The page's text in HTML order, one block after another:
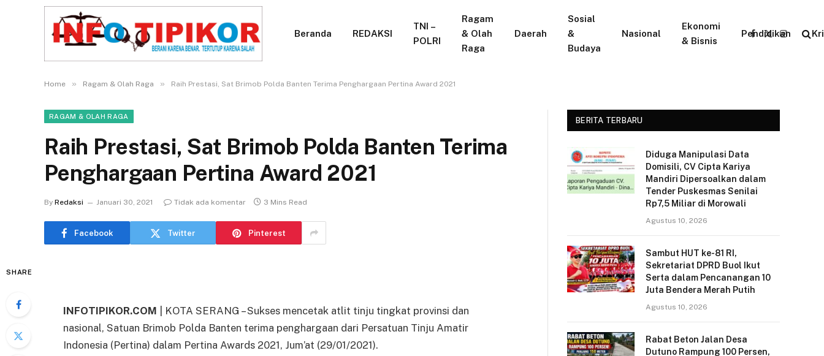
Beranda REDAKSI
TNI –
POLRI
Ragam
& Olah
Raga
Daerah
Sosial
&
Budaya
Nasional
Ekonomi
& Bisnis
Pendidikan
Facebook
X
Instagram
Home » Ragam & Olah Raga » Raih Prestasi, Sat Brimob Polda Banten Terima Penghargaan Pertina Award 2021
RAGAM & OLAH RAGA
Raih Prestasi, Sat Brimob Polda Banten Terima
Penghargaan Pertina Award 2021
By Redaksi Januari 30, 2021 Tidak ada komentar 3 Mins Read
Facebook Twitter Pinterest
SHARE
INFOTIPIKOR.COM
| KOTA SERANG – Sukses mencetak atlit tinju tingkat provinsi dan
nasional, Satuan Brimob Polda Banten terima penghargaan dari Persatuan Tinju Amatir
Indonesia (Pertina) dalam Pertina Awards 2021, Jum’at (29/01/2021).
BERITA TERBARU
Diduga Manipulasi Data
Domisili, CV Cipta Kariya
Mandiri Dipersoalkan dalam
Tender Puskesmas Senilai
Rp7,5 Miliar di Morowali
Agustus 10, 2026
Sambut HUT ke-81 RI,
Sekretariat DPRD Buol Ikut
Serta dalam Pencanangan 10
Juta Bendera Merah Putih
Agustus 10, 2026
Rabat Beton Jalan Desa
Dutuno Rampung 100 Persen,